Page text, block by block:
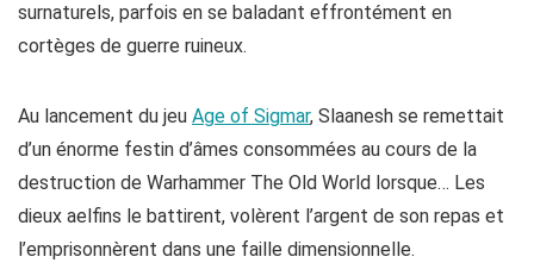
surnaturels, parfois en se baladant effrontément en
cortèges de guerre ruineux.
Au lancement du jeu Age of Sigmar, Slaanesh se remettait
d’un énorme festin d’âmes consommées au cours de la
destruction de Warhammer The Old World lorsque… Les
dieux aelfins le battirent, volèrent l’argent de son repas et
l’emprisonnèrent dans une faille dimensionnelle.